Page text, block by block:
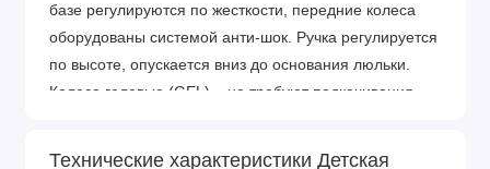
базе регулируются по жесткости, передние колеса
оборудованы системой анти-шок. Ручка регулируется
по высоте, опускается вниз до основания люльки.
Колеса гелевые (GEL) – не требуют подкачивания.
Технические характеристики Детская